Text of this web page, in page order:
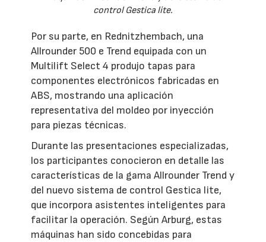
control Gestica lite.
Por su parte, en Rednitzhembach, una
Allrounder 500 e Trend equipada con un
Multilift Select 4 produjo tapas para
componentes electrónicos fabricadas en
ABS, mostrando una aplicación
representativa del moldeo por inyección
para piezas técnicas.
Durante las presentaciones especializadas,
los participantes conocieron en detalle las
características de la gama Allrounder Trend y
del nuevo sistema de control Gestica lite,
que incorpora asistentes inteligentes para
facilitar la operación. Según Arburg, estas
máquinas han sido concebidas para